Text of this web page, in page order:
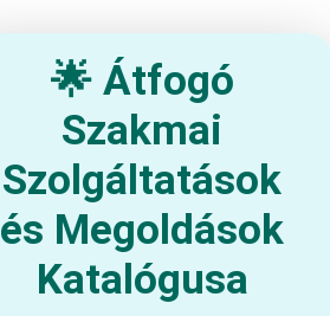
🌟 Átfogó
Szakmai
Szolgáltatások
és Megoldások
Katalógusa